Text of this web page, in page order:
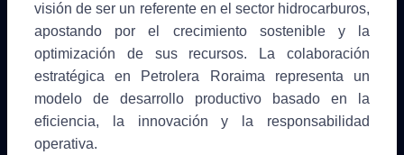
visión de ser un referente en el sector hidrocarburos,
apostando por el crecimiento sostenible y la
optimización de sus recursos. La colaboración
estratégica en Petrolera Roraima representa un
modelo de desarrollo productivo basado en la
eficiencia, la innovación y la responsabilidad
operativa.